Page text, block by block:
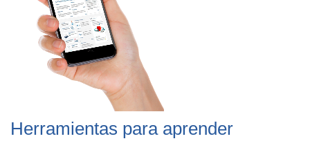
Herramientas para aprender